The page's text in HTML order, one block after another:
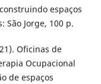
espaços
São Jorge, 100 p.
Oficinas de
Ocupacional
de espaços